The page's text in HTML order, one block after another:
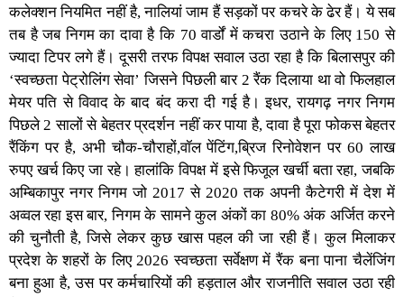
कलेक्शन नियमित नहीं है, नालियां जाम हैं सड़कों पर कचरे के ढेर हैं। ये सब
तब है जब निगम का दावा है कि 70 वार्डों में कचरा उठाने के लिए 150 से
ज्यादा टिपर लगे हैं। दूसरी तरफ विपक्ष सवाल उठा रहा है कि बिलासपुर की
‘स्वच्छता पेट्रोलिंग सेवा’ जिसने पिछली बार 2 रैंक दिलाया था वो फिलहाल
मेयर पति से विवाद के बाद बंद करा दी गई है। इधर, रायगढ़ नगर निगम
पिछले 2 सालों से बेहतर प्रदर्शन नहीं कर पाया है, दावा है पूरा फोकस बेहतर
रैंकिंग पर है, अभी चौक-चौराहों,वॉल पेंटिंग,ब्रिज रिनोवेशन पर 60 लाख
रुपए खर्च किए जा रहे। हालांकि विपक्ष में इसे फिजूल खर्ची बता रहा, जबकि
अम्बिकापुर नगर निगम जो 2017 से 2020 तक अपनी कैटेगरी में देश में
अव्वल रहा इस बार, निगम के सामने कुल अंकों का 80% अंक अर्जित करने
की चुनौती है, जिसे लेकर कुछ खास पहल की जा रही हैं। कुल मिलाकर
प्रदेश के शहरों के लिए 2026 स्वच्छता सर्वेक्षण में रैंक बना पाना चैलेंजिंग
बना हुआ है, उस पर कर्मचारियों की हड़ताल और राजनीति सवाल उठा रही